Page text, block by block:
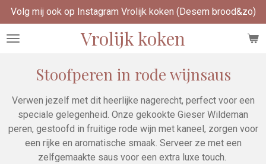
Ga
direct
naar
hoofdinhoud
Vrolijk koken
Volg mij ook op Instagram Vrolijk koken (Desem brood&zo)
Stoofperen in rode wijnsaus
Verwen jezelf met dit heerlijke nagerecht, perfect voor een
speciale gelegenheid. Onze gekookte Gieser Wildeman
peren, gestoofd in fruitige rode wijn met kaneel, zorgen voor
een rijke en aromatische smaak. Serveer ze met een
zelfgemaakte saus voor een extra luxe touch.